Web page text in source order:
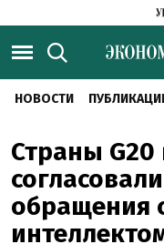
НОВОСТИ
Страны
обращения